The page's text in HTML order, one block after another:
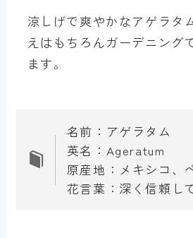
涼しげで爽やかなアゲラタ
えはもちろんガーデニング
ます。
名前：アゲラタム
英名：Ageratum
原産地：メキシコ、
花言葉：深く信頼し